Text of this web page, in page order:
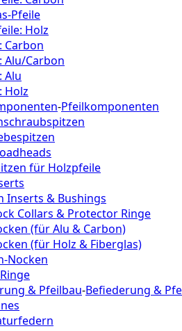
Pfeile
Holz
Carbon
Alu/Carbon
Alu
Holz
-Pfeilkomponenten
für Holzpfeile
Inserts & Bushings
Collars & Protector Ringe
(für Alu & Carbon)
(für Holz & Fiberglas)
Nocken
& Pfeilbau-Befiederung &